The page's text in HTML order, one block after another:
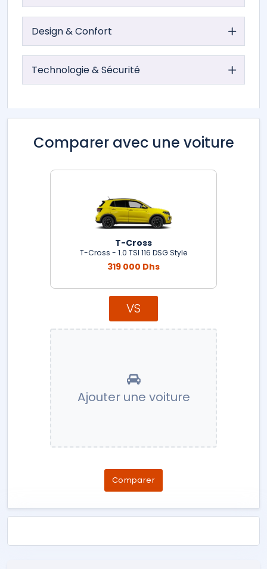
Design & Confort
Technologie & Sécurité
Comparer avec une voiture
T-Cross
T-Cross - 1.0 TSI 116 DSG Style
319 000 Dhs
VS
Ajouter une voiture
Comparer